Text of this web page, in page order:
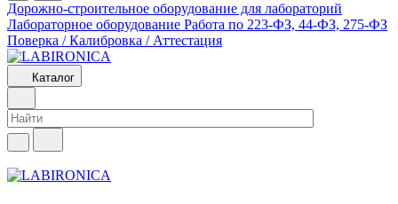
Дорожно-строительное оборудование для лабораторий
Лабораторное оборудование Работа по 223-ФЗ, 44-ФЗ, 275-ФЗ
Поверка / Калибровка / Аттестация
Каталог